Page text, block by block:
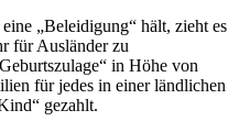
„Beleidigung“ hält, zieht es
für Ausländer zu
in Höhe von
für jedes in einer ländlichen
gezahlt.